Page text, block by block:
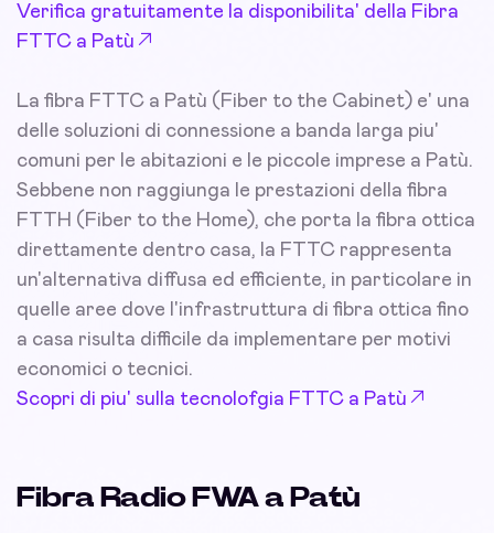
Verifica gratuitamente la disponibilita' della Fibra
FTTC a Patù
La fibra FTTC a Patù (Fiber to the Cabinet) e' una
delle soluzioni di connessione a banda larga piu'
comuni per le abitazioni e le piccole imprese a Patù.
Sebbene non raggiunga le prestazioni della fibra
FTTH (Fiber to the Home), che porta la fibra ottica
direttamente dentro casa, la FTTC rappresenta
un'alternativa diffusa ed efficiente, in particolare in
quelle aree dove l'infrastruttura di fibra ottica fino
a casa risulta difficile da implementare per motivi
economici o tecnici.
Scopri di piu' sulla tecnolofgia FTTC a Patù
Fibra Radio FWA a Patù